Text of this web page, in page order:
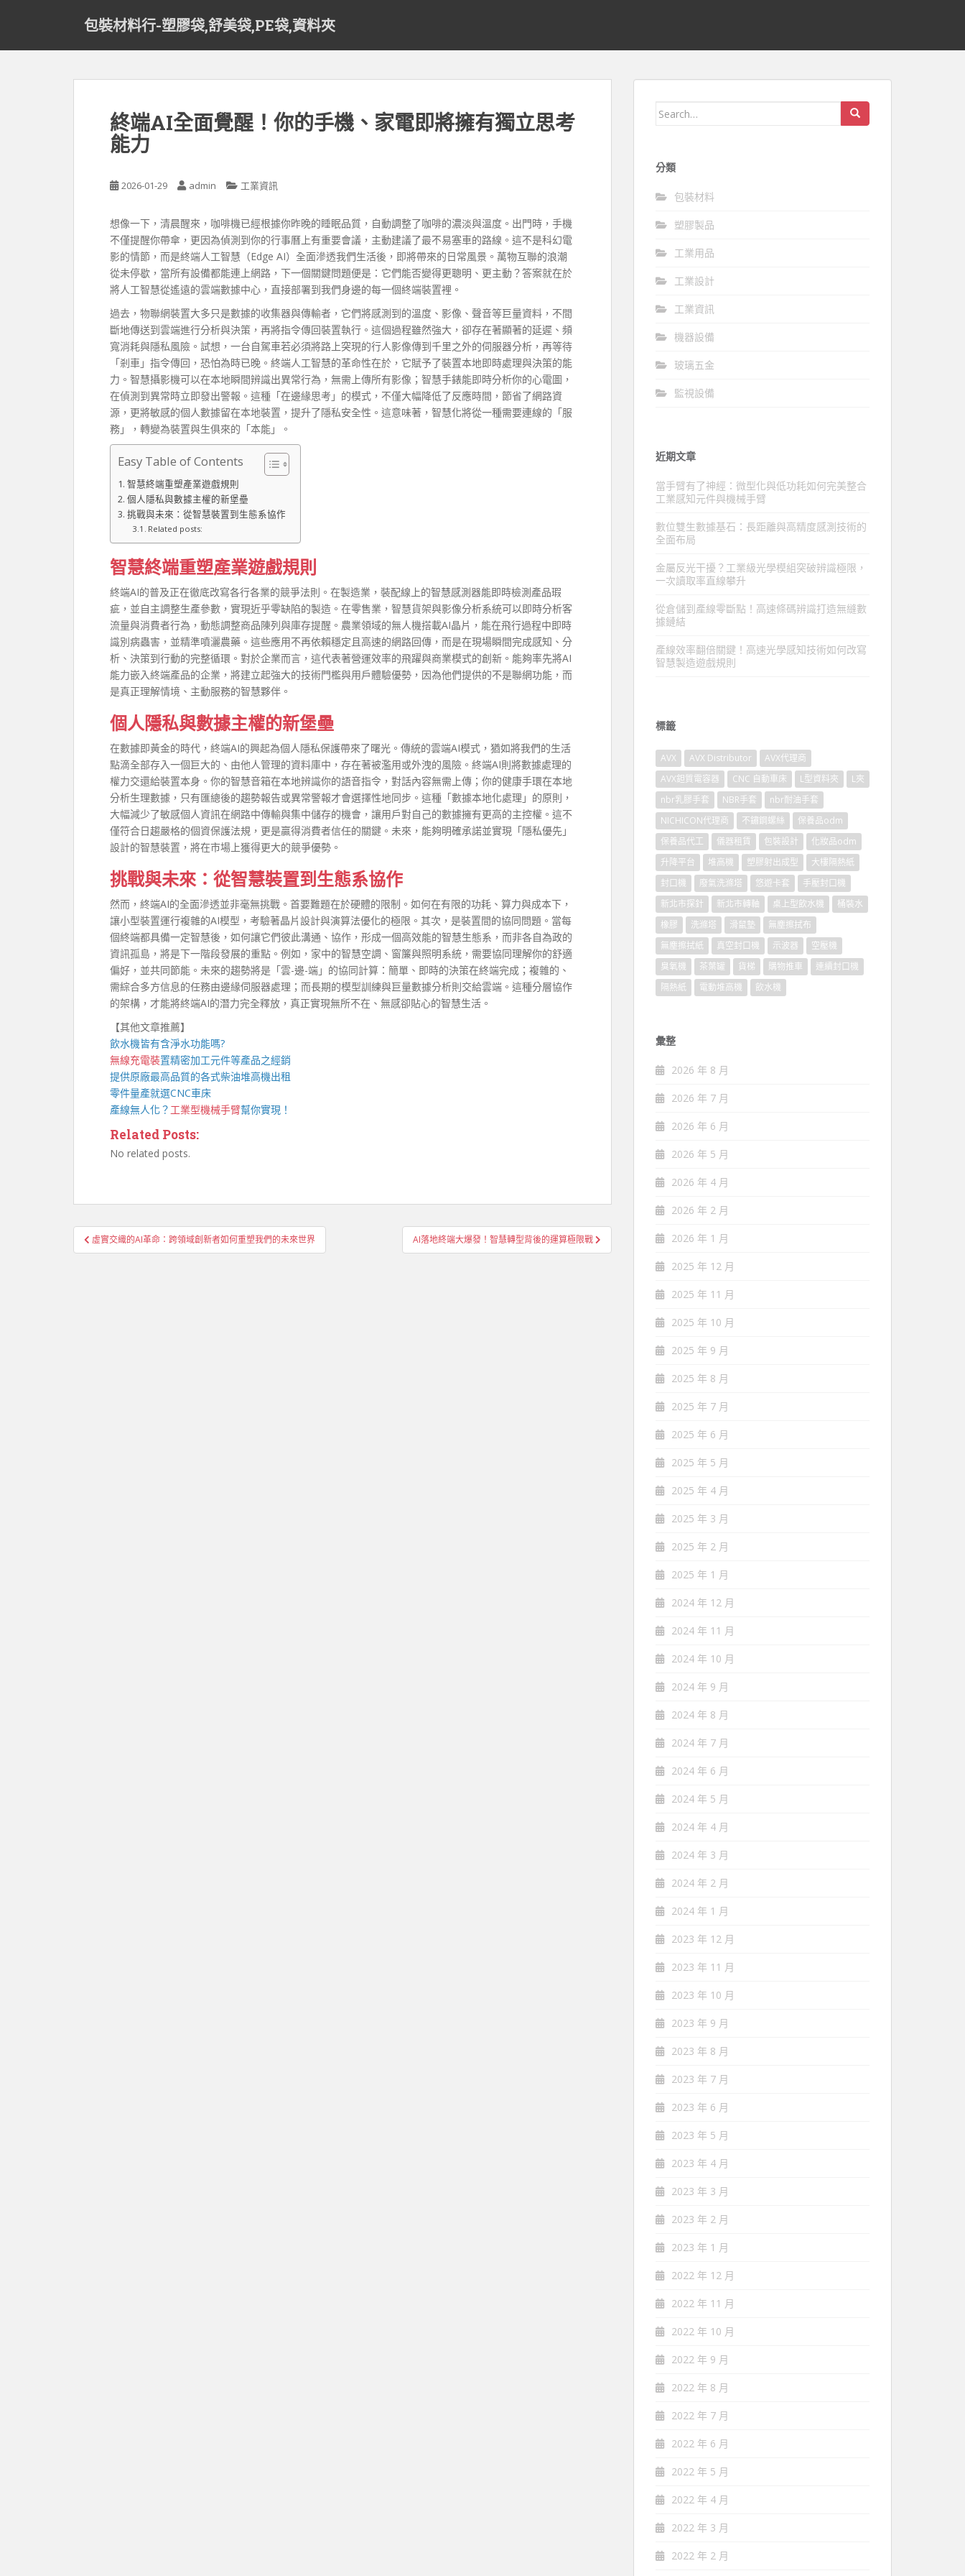
包裝材料行-塑膠袋,舒美袋,PE袋,資料夾
終端AI全面覺醒！你的手機、家電即將擁有獨立思考
能力
2026-01-29 admin 工業資訊
想像一下，清晨醒來，咖啡機已經根據你昨晚的睡眠品質，自動調整了咖啡的濃淡與溫度。出門時，手機
不僅提醒你帶傘，更因為偵測到你的行事曆上有重要會議，主動建議了最不易塞車的路線。這不是科幻電
影的情節，而是終端人工智慧（Edge AI）全面滲透我們生活後，即將帶來的日常風景。萬物互聯的浪潮
從未停歇，當所有設備都能連上網路，下一個關鍵問題便是：它們能否變得更聰明、更主動？答案就在於
將人工智慧從遙遠的雲端數據中心，直接部署到我們身邊的每一個終端裝置裡。
過去，物聯網裝置大多只是數據的收集器與傳輸者，它們將感測到的溫度、影像、聲音等巨量資料，不間
斷地傳送到雲端進行分析與決策，再將指令傳回裝置執行。這個過程雖然強大，卻存在著顯著的延遲、頻
寬消耗與隱私風險。試想，一台自駕車若必須將路上突現的行人影像傳到千里之外的伺服器分析，再等待
「剎車」指令傳回，恐怕為時已晚。終端人工智慧的革命性在於，它賦予了裝置本地即時處理與決策的能
力。智慧攝影機可以在本地瞬間辨識出異常行為，無需上傳所有影像；智慧手錶能即時分析你的心電圖，
在偵測到異常時立即發出警報。這種「在邊緣思考」的模式，不僅大幅降低了反應時間，節省了網路資
源，更將敏感的個人數據留在本地裝置，提升了隱私安全性。這意味著，智慧化將從一種需要連線的「服
務」，轉變為裝置與生俱來的「本能」。
Easy Table of Contents
智慧終端重塑產業遊戲規則
個人隱私與數據主權的新堡壘
挑戰與未來：從智慧裝置到生態系協作
Related posts:
智慧終端重塑產業遊戲規則
終端AI的普及正在徹底改寫各行各業的競爭法則。在製造業，裝配線上的智慧感測器能即時檢測產品瑕
疵，並自主調整生產參數，實現近乎零缺陷的製造。在零售業，智慧貨架與影像分析系統可以即時分析客
流量與消費者行為，動態調整商品陳列與庫存提醒。農業領域的無人機搭載AI晶片，能在飛行過程中即時
識別病蟲害，並精準噴灑農藥。這些應用不再依賴穩定且高速的網路回傳，而是在現場瞬間完成感知、分
析、決策到行動的完整循環。對於企業而言，這代表著營運效率的飛躍與商業模式的創新。能夠率先將AI
能力嵌入終端產品的企業，將建立起強大的技術門檻與用戶體驗優勢，因為他們提供的不是聯網功能，而
是真正理解情境、主動服務的智慧夥伴。
個人隱私與數據主權的新堡壘
在數據即黃金的時代，終端AI的興起為個人隱私保護帶來了曙光。傳統的雲端AI模式，猶如將我們的生活
點滴全部存入一個巨大的、由他人管理的資料庫中，存在著被濫用或外洩的風險。終端AI則將數據處理的
權力交還給裝置本身。你的智慧音箱在本地辨識你的語音指令，對話內容無需上傳；你的健康手環在本地
分析生理數據，只有匯總後的趨勢報告或異常警報才會選擇性地同步。這種「數據本地化處理」的原則，
大幅減少了敏感個人資訊在網路中傳輸與集中儲存的機會，讓用戶對自己的數據擁有更高的主控權。這不
僅符合日趨嚴格的個資保護法規，更是贏得消費者信任的關鍵。未來，能夠明確承諾並實現「隱私優先」
設計的智慧裝置，將在市場上獲得更大的競爭優勢。
挑戰與未來：從智慧裝置到生態系協作
然而，終端AI的全面滲透並非毫無挑戰。首要難題在於硬體的限制。如何在有限的功耗、算力與成本下，
讓小型裝置運行複雜的AI模型，考驗著晶片設計與演算法優化的極限。其次，是裝置間的協同問題。當每
個終端都具備一定智慧後，如何讓它們彼此溝通、協作，形成一個高效能的智慧生態系，而非各自為政的
資訊孤島，將是下一階段發展的重點。例如，家中的智慧空調、窗簾與照明系統，需要協同理解你的舒適
偏好，並共同節能。未來的趨勢將是「雲-邊-端」的協同計算：簡單、即時的決策在終端完成；複雜的、
需綜合多方信息的任務由邊緣伺服器處理；而長期的模型訓練與巨量數據分析則交給雲端。這種分層協作
的架構，才能將終端AI的潛力完全釋放，真正實現無所不在、無感卻貼心的智慧生活。
【其他文章推薦】
飲水機皆有含淨水功能嗎?
無線充電裝置精密加工元件等產品之經銷
提供原廠最高品質的各式柴油堆高機出租
零件量產就選CNC車床
產線無人化？ 工業型機械手臂幫你實現！
Related Posts:
No related posts.
文
章
虛實交織的AI革命：跨領域創新者如何重塑我們的未來世界 AI落地終端大爆發！智慧轉型背後的運算極限戰
Search
分類
包裝材料
塑膠製品
工業用品
工業設計
工業資訊
機器設備
玻璃五金
監視設備
近期文章
當手臂有了神經：微型化與低功耗如何完美整合
工業感知元件與機械手臂
數位雙生數據基石：長距離與高精度感測技術的
全面布局
金屬反光干擾？工業級光學模組突破辨識極限，
一次讀取率直線攀升
從倉儲到產線零斷點！高速條碼辨識打造無縫數
據鏈結
產線效率翻倍關鍵！高速光學感知技術如何改寫
智慧製造遊戲規則
標籤
AVX AVX Distributor
AVX代理商
AVX鉭質電容器
CNC 自動車床 L型資料夾
L夾
nbr乳膠手套
NBR手套
nbr耐油手套
NICHICON代理商
不鏽鋼螺絲
保養品odm
保養品代工
儀器租賃 包裝設計
化妝品odm
升降平台
堆高機 塑膠射出成型
大樓隔熱紙
封口機
廢氣洗滌塔 悠遊卡套
手壓封口機
新北市探針
新北市轉軸 桌上型飲水機
桶裝水
橡膠
洗滌塔 滑鼠墊
無塵擦拭布
無塵擦拭紙
真空封口機 示波器
空壓機
臭氧機
茶葉罐 貨梯 購物推車
連續封口機
隔熱紙
電動堆高機 飲水機
彙整
2026 年 8 月
2026 年 7 月
2026 年 6 月
2026 年 5 月
2026 年 4 月
2026 年 2 月
2026 年 1 月
2025 年 12 月
2025 年 11 月
2025 年 10 月
2025 年 9 月
2025 年 8 月
2025 年 7 月
2025 年 6 月
2025 年 5 月
2025 年 4 月
2025 年 3 月
2025 年 2 月
2025 年 1 月
2024 年 12 月
2024 年 11 月
2024 年 10 月
2024 年 9 月
2024 年 8 月
2024 年 7 月
2024 年 6 月
2024 年 5 月
2024 年 4 月
2024 年 3 月
2024 年 2 月
2024 年 1 月
2023 年 12 月
2023 年 11 月
2023 年 10 月
2023 年 9 月
2023 年 8 月
2023 年 7 月
2023 年 6 月
2023 年 5 月
2023 年 4 月
2023 年 3 月
2023 年 2 月
2023 年 1 月
2022 年 12 月
2022 年 11 月
2022 年 10 月
2022 年 9 月
2022 年 8 月
2022 年 7 月
2022 年 6 月
2022 年 5 月
2022 年 4 月
2022 年 3 月
2022 年 2 月